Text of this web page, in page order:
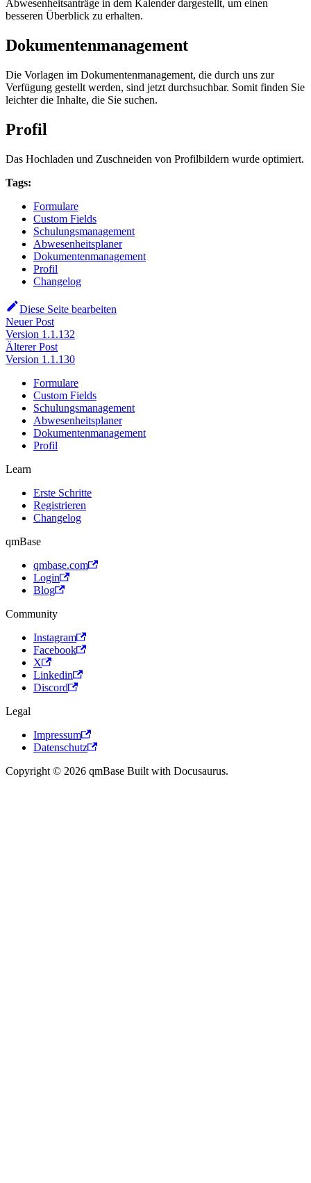
Abwesenheitsanträge in dem Kalender dargestellt, um einen
besseren Überblick zu erhalten.
Dokumentenmanagement
Die Vorlagen im Dokumentenmanagement, die durch uns zur
Verfügung gestellt werden, sind jetzt durchsuchbar. Somit finden Sie
leichter die Inhalte, die Sie suchen.
Profil
Das Hochladen und Zuschneiden von Profilbildern wurde optimiert.
Tags:
Formulare
Custom Fields
Schulungsmanagement
Abwesenheitsplaner
Dokumentenmanagement
Profil
Changelog
Diese Seite bearbeiten
Neuer Post
Version 1.1.132
Älterer Post
Version 1.1.130
Formulare
Custom Fields
Schulungsmanagement
Abwesenheitsplaner
Dokumentenmanagement
Profil
Learn
Erste Schritte
Registrieren
Changelog
qmBase
qmbase.com
Login
Blog
Community
Instagram
Facebook
X
Linkedin
Discord
Legal
Impressum
Datenschutz
Copyright © 2026 qmBase Built with Docusaurus.